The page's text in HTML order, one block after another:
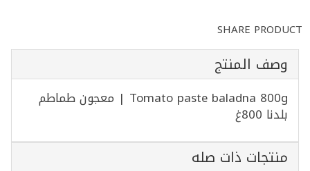
SHARE PRODUCT
وصف المنتج
Tomato paste baladna 800g | معجون طماطم
بلدنا 800غ
منتجات ذات صله